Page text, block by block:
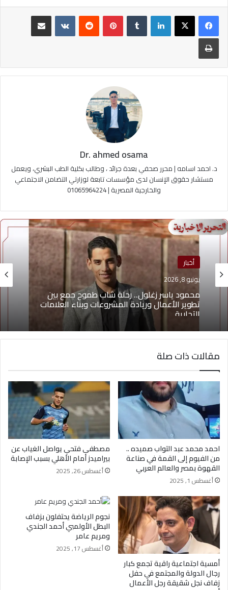
لينكدإن بينتيريست
طباعة
Dr. ahmed osama
د. احمد اسامه | محرر صحفي بعدة جرائد ، وطالب بكلية الطب البشري، ويعمل
مستشار حقوق الإنسان لدى مؤسسات تابعة لوزارتي التضامن الاجتماعي
والخارجية المصرية | 01065964224
أخبار
يونيو 8, 2026
محمود ياسر زغلول.. رحلة شاب طموح جمع بين
تطوير الأعمال وريادة المشروعات وبناء العلامات
التجارية
مقالات ذات صلة
احمد محمد عبد التواب صميده ..
من الفيوم إلى القمة في صناعة
القهوة بمصر والعالم العربي
أغسطس 1, 2025
مصطفى فتحي يواصل الغياب عن
بيراميدز أمام الأهلي بسبب الإصابة
أغسطس 26, 2025
أمسية اجتماعية راقية تجمع كبار
رجال الدولة والمجتمع في حفل
زفاف نجل شقيقة رجل الأعمال
نجوم الرياضة يحتفلون بزفاف
البطل الأولمبي أحمد الجندي
ومريم عامر
أغسطس 17, 2025